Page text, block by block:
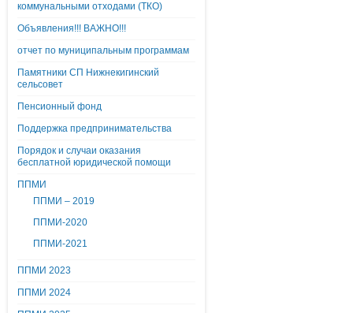
коммунальными отходами (ТКО)
Объявления!!! ВАЖНО!!!
отчет по муниципальным программам
Памятники СП Нижнекигинский
сельсовет
Пенсионный фонд
Поддержка предпринимательства
Порядок и случаи оказания
бесплатной юридической помощи
ППМИ
ППМИ – 2019
ППМИ-2020
ППМИ-2021
ППМИ 2023
ППМИ 2024